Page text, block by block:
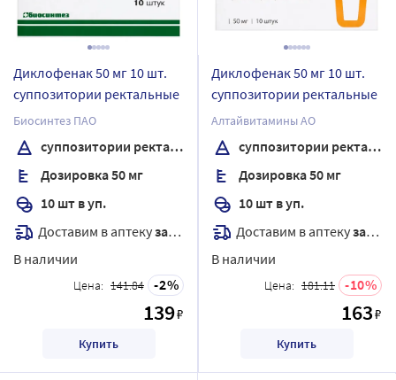
Диклофенак 50 мг 10 шт.
суппозитории ректальные
Биосинтез ПАО
суппозитории ректальные
Дозировка 50 мг
10 шт в уп.
Доставим в аптекузавтра
В наличии
Цена: 141.84 2
139₽
Купить
Диклофенак 50 мг 10 шт.
суппозитории ректальные
Алтайвитамины АО
суппозитории ректальные
Дозировка 50 мг
10 шт в уп.
Доставим в аптекузавтра
В наличии
Цена: 181.11 10
163₽
Купить